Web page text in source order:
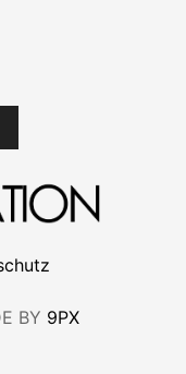
BY 9PX